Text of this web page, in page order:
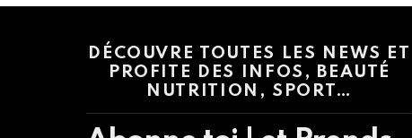
DÉCOUVRE TOUTES LES NEWS ET
PROFITE DES INFOS, BEAUTÉ
NUTRITION, SPORT…